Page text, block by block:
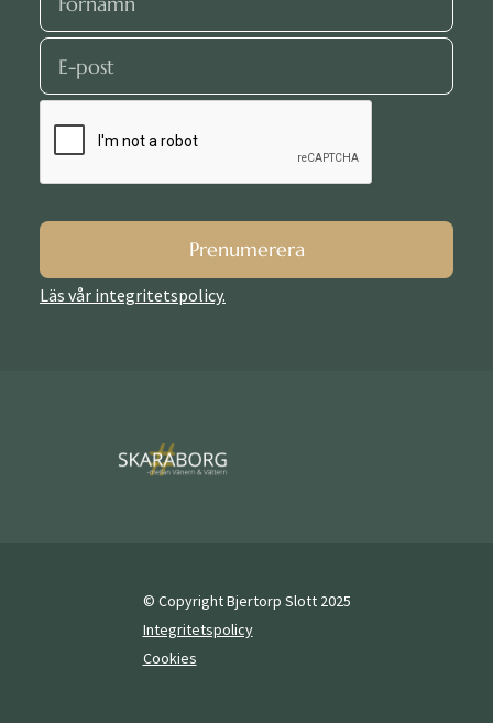
Prenumerera
Läs vår integritetspolicy.
© Copyright Bjertorp Slott 2025
Integritetspolicy
Cookies